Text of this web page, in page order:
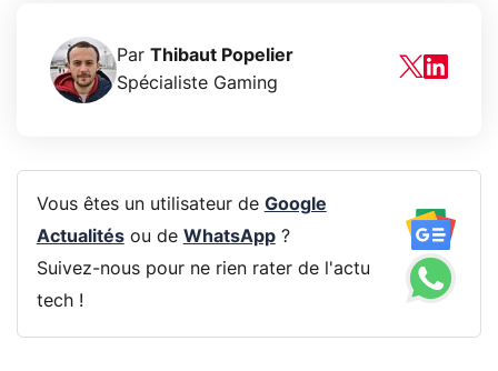
Par Thibaut Popelier
Spécialiste Gaming
Vous êtes un utilisateur de Google
Actualitésou de WhatsApp?
Suivez-nous pour ne rien rater de l'actu
tech !